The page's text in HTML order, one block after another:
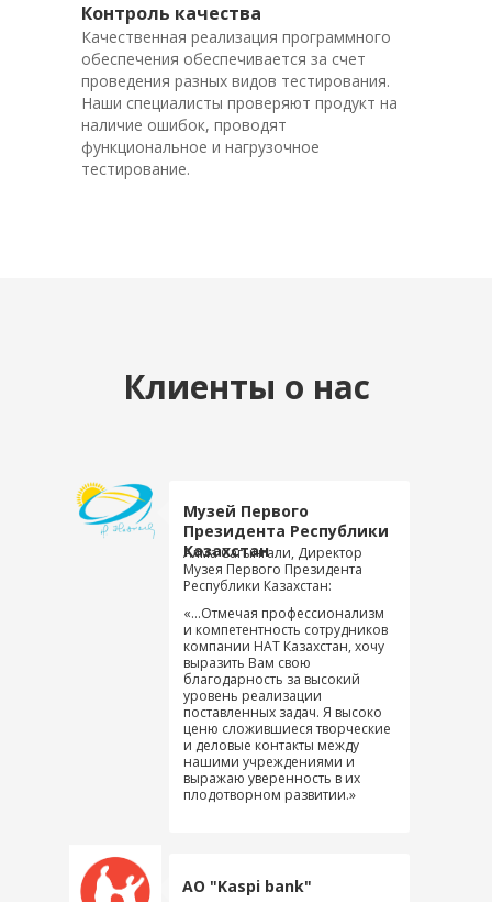
Качественная реализация программного
обеспечения обеспечивается за счет
проведения разных видов тестирования.
Наши специалисты проверяют продукт на
наличие ошибок, проводят
функциональное и нагрузочное
тестирование.
Контроль качества
Клиенты о нас
АО "Kaspi bank"
«...Отмечая профессионализм
и компетентность сотрудников
компании НАТ Казахстан, хочу
выразить Вам свою
благодарность за высокий
уровень реализации
поставленных задач. Я высоко
ценю сложившиеся творческие
и деловые контакты между
нашими учреждениями и
выражаю уверенность в их
плодотворном развитии.»
Музей Первого
Президента Республики
Казахстан
Алма Сагынгали, Директор
Музея Первого Президента
Республики Казахстан: